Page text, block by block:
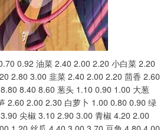
0.92 油菜 2.40 2.00 2.20 小白菜 2.20
2.80 3.00 韭菜 2.40 2.00 2.20 茴香 2.60
8.40 8.60 葱头 1.10 0.90 1.00 大葱
2.60 2.00 2.30 白萝卜 1.00 0.80 0.90 绿
尖椒 3.10 2.90 3.00 青椒 4.20 2.00
指 14311.01 200.89